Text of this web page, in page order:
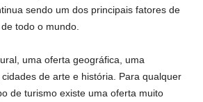
sendo um dos principais fatores de
todo o mundo.
uma oferta geográfica, uma
de arte e história. Para qualquer
de turismo existe uma oferta muito